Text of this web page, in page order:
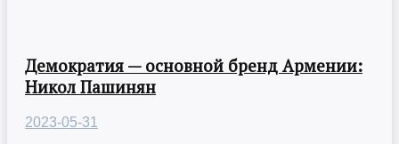
Демократия — основной бренд Армении:
Никол Пашинян
2023-05-31